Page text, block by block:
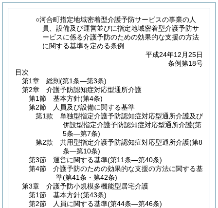
○河合町指定地域密着型介護予防サービスの事業の人
員、設備及び運営並びに指定地域密着型介護予防サ
ービスに係る介護予防のための効果的な支援の方法
に関する基準を定める条例
平成24年12月25日
条例第18号
目次
第1章
総則 (第1条―第3条)
第2章
介護予防認知症対応型通所介護
第1節
基本方針(第4条)
第2節
人員及び設備に関する基準
第1款
単独型指定介護予防認知症対応型通所介護及び
併設型指定介護予防認知症対応型通所介護(第
5条―第7条)
第2款
共用型指定介護予防認知症対応型通所介護(第8
条―第10条)
第3節
運営に関する基準(第11条―第40条)
第4節
介護予防のための効果的な支援の方法に関する基
準(第41条・第42条)
第3章
介護予防小規模多機能型居宅介護
第1節
基本方針(第43条)
第2節
人員に関する基準(第44条―第46条)